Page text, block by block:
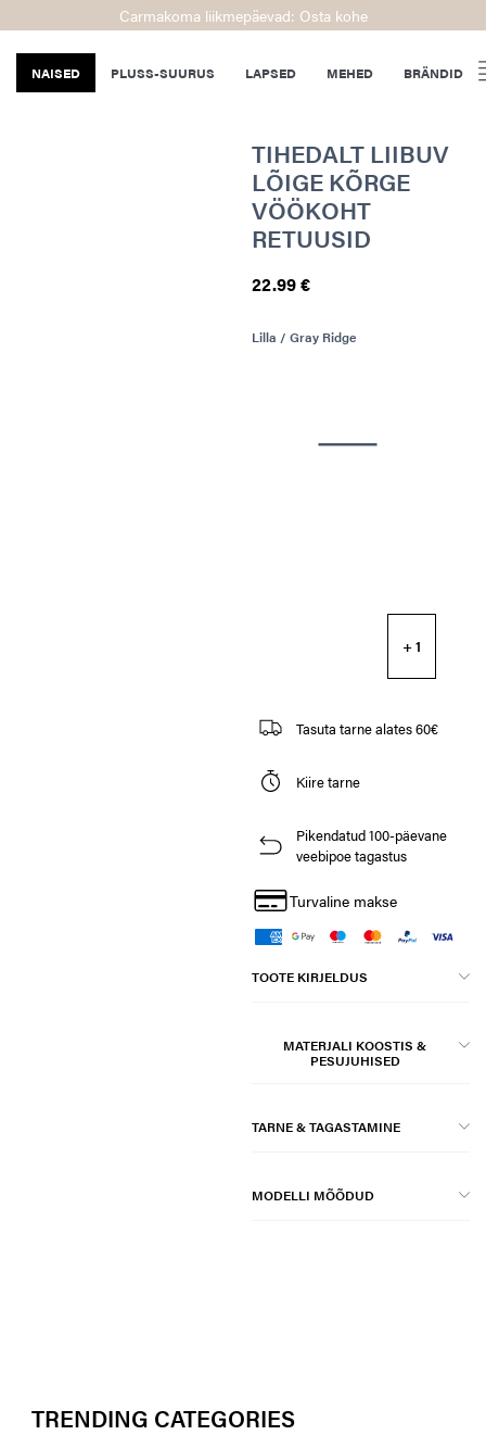
Carmakoma liikmepäevad: Osta kohe
NAISED PLUSS-SUURUS LAPSED MEHED BRÄNDID
TIHEDALT LIIBUV
LÕIGE KÕRGE
VÖÖKOHT
RETUUSID
22.99 €
Lilla / Gray Ridge
+ 1
Tasuta tarne alates 60€
Kiire tarne
Pikendatud 100-päevane
veebipoe tagastus
Turvaline makse
TOOTE KIRJELDUS
MATERJALI KOOSTIS &
PESUJUHISED
TARNE & TAGASTAMINE
MODELLI MÕÕDUD
TRENDING CATEGORIES